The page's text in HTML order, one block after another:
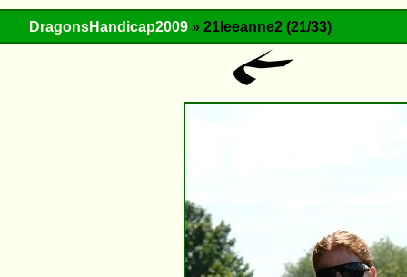
DragonsHandicap2009 » 21leeanne2 (21/33)